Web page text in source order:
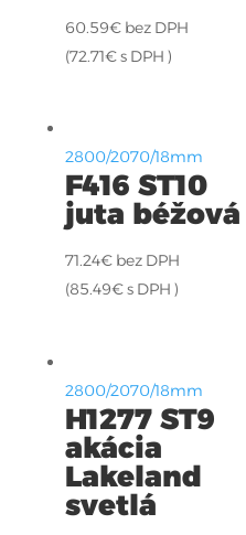
60.59€ bez DPH
(72.71€s DPH )
2800/2070/18mm
F416 ST10
juta béžová
71.24€ bez DPH
(85.49€s DPH )
2800/2070/18mm
H1277 ST9
akácia
Lakeland
svetlá